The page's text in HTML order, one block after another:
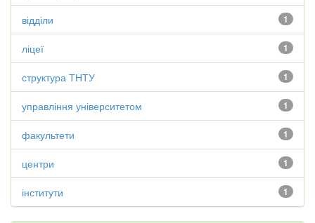
1
відділи
1
ліцеї
1
структура ТНТУ
1
управління університетом
1
факультети
1
центри
1
інститути